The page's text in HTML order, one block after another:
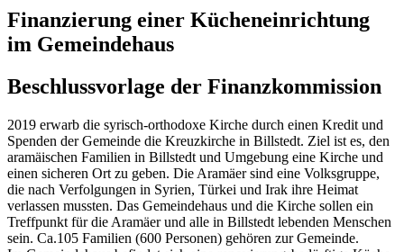
Finanzierung einer Kücheneinrichtung
im Gemeindehaus
Beschlussvorlage der Finanzkommission
2019 erwarb die syrisch-orthodoxe Kirche durch einen Kredit und
Spenden der Gemeinde die Kreuzkirche in Billstedt. Ziel ist es, den
aramäischen Familien in Billstedt und Umgebung eine Kirche und
einen sicheren Ort zu geben. Die Aramäer sind eine Volksgruppe,
die nach Verfolgungen in Syrien, Türkei und Irak ihre Heimat
verlassen mussten. Das Gemeindehaus und die Kirche sollen ein
Treffpunkt für die Aramäer und alle in Billstedt lebenden Menschen
sein. Ca.105 Familien (600 Personen) gehören zur Gemeinde.